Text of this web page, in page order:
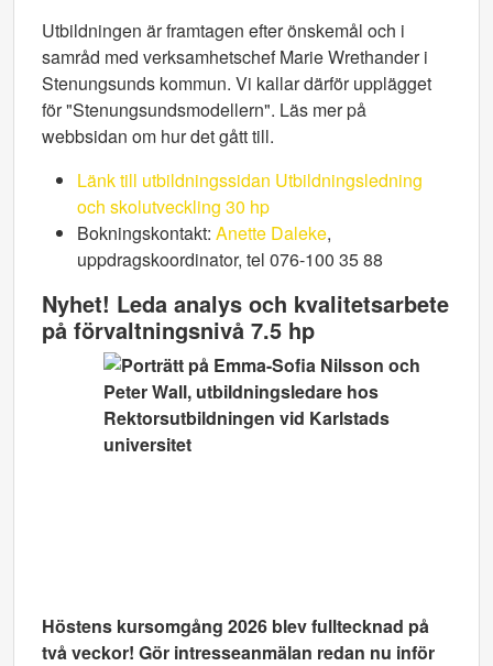
Utbildningen är framtagen efter önskemål och i
samråd med verksamhetschef Marie Wrethander i
Stenungsunds kommun. Vi kallar därför upplägget
för "Stenungsundsmodellern". Läs mer på
webbsidan om hur det gått till.
Länk till utbildningssidan Utbildningsledning
och skolutveckling 30 hp
Bokningskontakt: Anette Daleke,
uppdragskoordinator, tel 076-100 35 88
Nyhet! Leda analys och kvalitetsarbete
på förvaltningsnivå 7.5 hp
Höstens kursomgång 2026 blev fulltecknad på
två veckor! Gör intresseanmälan redan nu inför